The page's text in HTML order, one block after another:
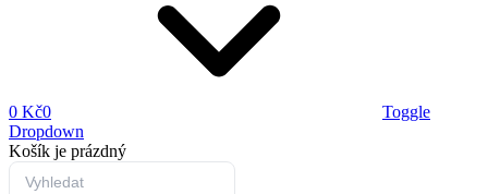
0 Kč0
Toggle
Dropdown
Košík je prázdný